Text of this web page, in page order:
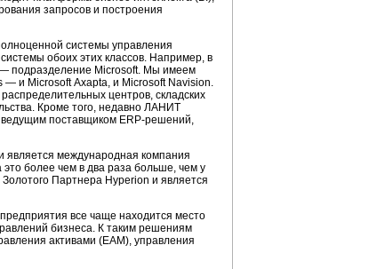
запросов и построения
системы управления
обоих этих классов. Например, в
подразделение Microsoft. Мы имеем
— и Microsoft Axapta, и Microsoft Navision.
центров, складских
Кроме того, недавно ЛАНИТ
поставщиком ERP-решений,
является международная компания
более чем в два раза больше, чем у
Партнера Hyperion и является
все чаще находится место
бизнеса. К таким решениям
активами (EAM), управления